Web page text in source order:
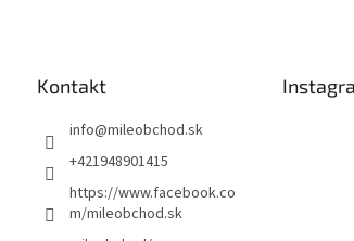
Kontakt
info@mileobchod.sk
+421948901415
https://www.facebook.co
m/mileobchod.sk